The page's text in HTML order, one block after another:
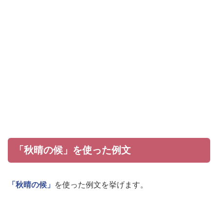
「秋晴の候」を使った例文
「秋晴の候」 を使った例文を挙げます。